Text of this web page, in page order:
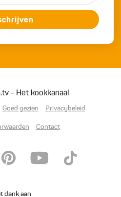
- Het kookkanaal
Goed gezien Privacybeleid
Contact
dank aan